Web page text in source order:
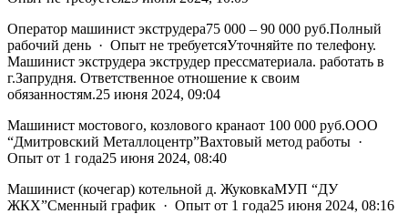
Оператор машинист экструдера75 000 – 90 000 руб.Полный
рабочий день · Опыт не требуетсяУточняйте по телефону.
Машинист экструдера экструдер прессматериала. работать в
г.Запрудня. Ответственное отношение к своим
обязанностям.25 июня 2024, 09:04
Машинист мостового, козлового кранаот 100 000 руб.ООО
“Дмитровский Металлоцентр”Вахтовый метод работы ·
Опыт от 1 года25 июня 2024, 08:40
Машинист (кочегар) котельной д. ЖуковкаМУП “ДУ
ЖКХ”Сменный график · Опыт от 1 года25 июня 2024, 08:16